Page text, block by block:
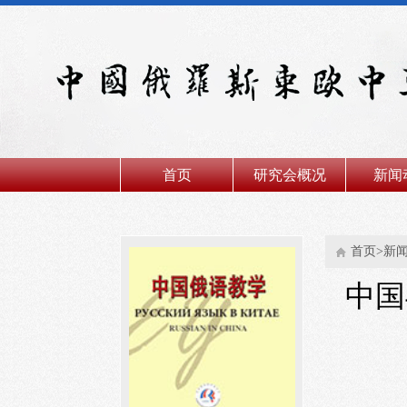
首页 研究会概况 新闻
首页>新
中